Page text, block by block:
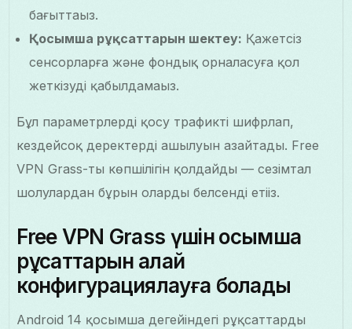
бағыттаңыз.
Қосымша рұқсаттарын шектеу: Қажетсіз
сенсорларға және фондық орналасуға қол
жеткізуді қабылдамаңыз.
Бұл параметрлерді қосу трафикті шифрлап,
кездейсоқ деректердің ашылуын азайтады. Free
VPN Grass-тың көпшілігін қолдайды — сезімтал
шолулардан бұрын оларды белсенді етіңіз.
Free VPN Grass үшін қосымша
рұқсаттарын қалай
конфигурациялауға болады
Android 14 қосымша деңгейіндегі рұқсаттарды